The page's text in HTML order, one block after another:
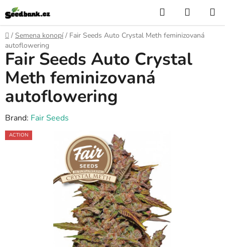
Skip
to
content
Search
CART
Home
/ Semena konopí / Fair Seeds Auto Crystal Meth feminizovaná
autoflowering
Fair Seeds Auto Crystal
Meth feminizovaná
autoflowering
Brand: Fair Seeds
ACTION